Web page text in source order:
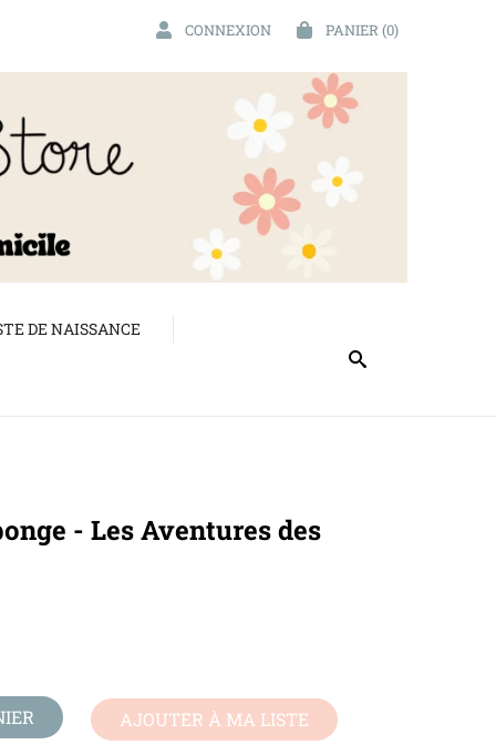
CONNEXION PANIER (0)
DE NAISSANCE
- Les Aventures des
AJOUTER À MA LISTE